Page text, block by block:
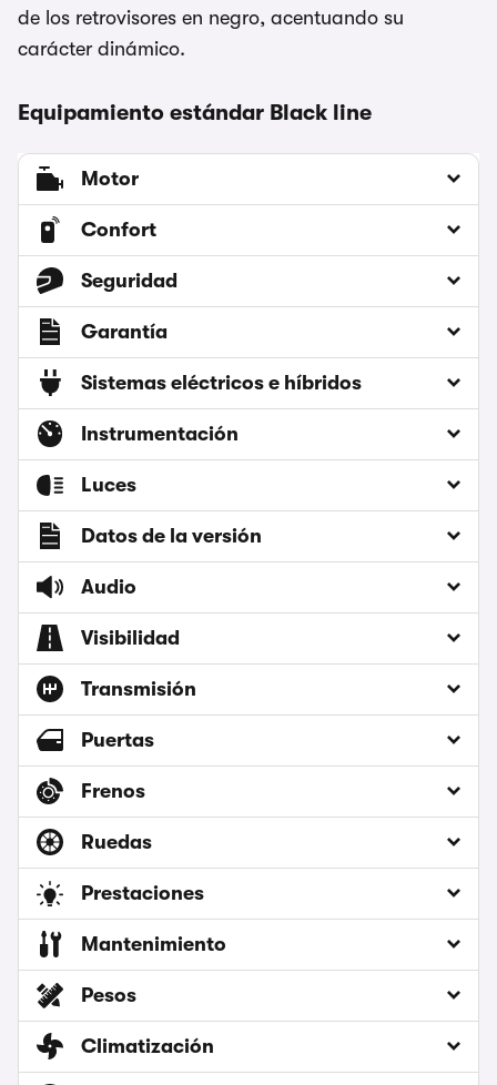
de los retrovisores en negro, acentuando su
carácter dinámico.
Equipamiento estándar Black line
Motor
Confort
Seguridad
Garantía
Sistemas eléctricos e híbridos
Instrumentación
Luces
Datos de la versión
Audio
Visibilidad
Transmisión
Puertas
Frenos
Ruedas
Prestaciones
Mantenimiento
Pesos
Climatización